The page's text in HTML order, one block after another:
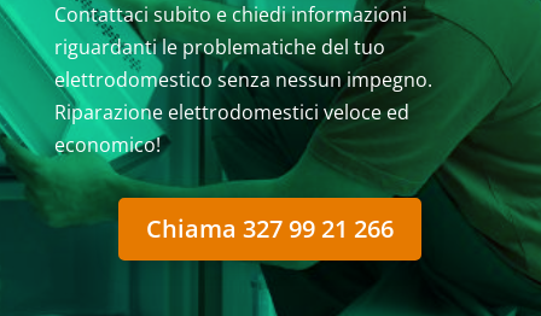
Contattaci subito e chiedi informazioni
riguardanti le problematiche del tuo
elettrodomestico senza nessun impegno.
Riparazione elettrodomestici veloce ed
economico!
Chiama 327 99 21 266